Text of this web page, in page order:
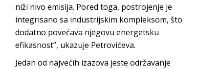
niži nivo emisija. Pored toga, postrojenje je
integrisano sa industrijskim kompleksom, što
dodatno povećava njegovu energetsku
efikasnost”, ukazuje Petrovićeva.
Jedan od najvećih izazova jeste održavanje